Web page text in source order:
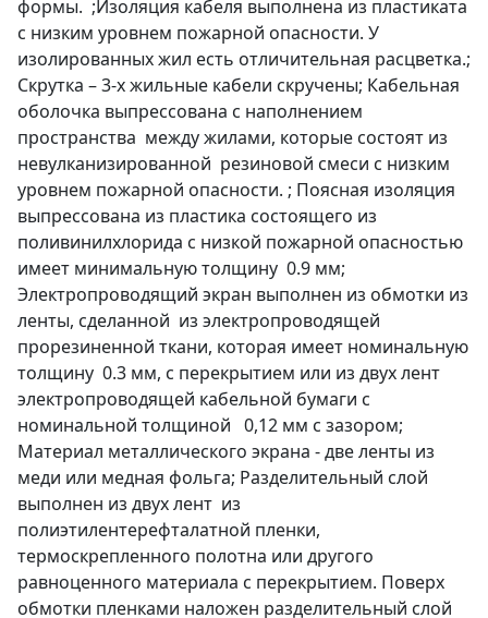
формы. ;Изоляция кабеля выполнена из пластиката
с низким уровнем пожарной опасности. У
изолированных жил есть отличительная расцветка.;
Скрутка – 3-х жильные кабели скручены; Кабельная
оболочка выпрессована с наполнением
пространства между жилами, которые состоят из
невулканизированной резиновой смеси с низким
уровнем пожарной опасности. ; Поясная изоляция
выпрессована из пластика состоящего из
поливинилхлорида с низкой пожарной опасностью
имеет минимальную толщину 0.9 мм;
Электропроводящий экран выполнен из обмотки из
ленты, сделанной из электропроводящей
прорезиненной ткани, которая имеет номинальную
толщину 0.3 мм, с перекрытием или из двух лент
электропроводящей кабельной бумаги с
номинальной толщиной 0,12 мм с зазором;
Материал металлического экрана - две ленты из
меди или медная фольга; Разделительный слой
выполнен из двух лент из
полиэтилентерефталатной пленки,
термоскрепленного полотна или другого
равноценного материала с перекрытием. Поверх
обмотки пленками наложен разделительный слой